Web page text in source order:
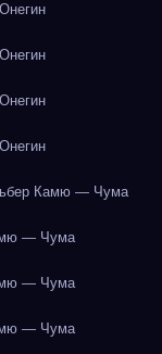
Камю — Чума
— Чума
— Чума
— Чума